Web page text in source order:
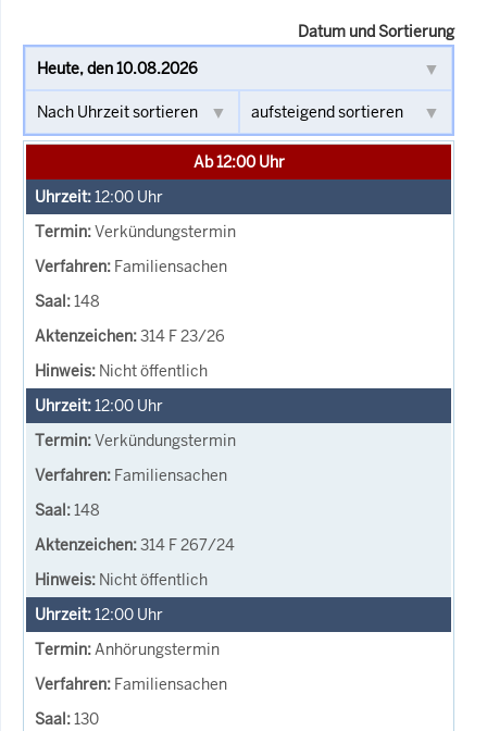
Datum und Sortierung
Ab 12:00 Uhr
12:00 Uhr
Verkündungstermin
Familiensachen
148
314 F 23/26
Nicht öffentlich
12:00 Uhr
Verkündungstermin
Familiensachen
148
314 F 267/24
Nicht öffentlich
12:00 Uhr
Anhörungstermin
Familiensachen
130